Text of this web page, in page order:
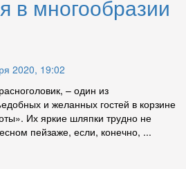
в многообразии
2020, 19:02
– один из
и желанных гостей в корзине
Их яркие шляпки трудно не
пейзаже, если, конечно, ...